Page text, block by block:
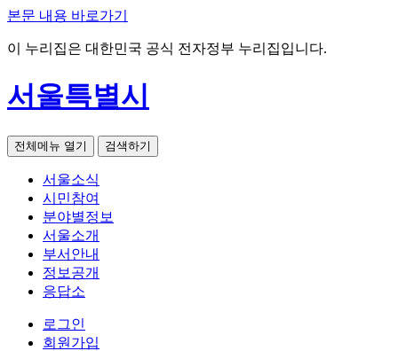
본문 내용 바로가기
이 누리집은 대한민국 공식 전자정부 누리집입니다.
서울특별시
전체메뉴 열기 검색하기
서울소식
시민참여
분야별정보
서울소개
부서안내
정보공개
응답소
로그인
회원가입